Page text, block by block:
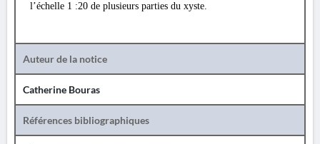
l’échelle 1 :20 de plusieurs parties du xyste.
Auteur de la notice
Catherine Bouras
Références bibliographiques